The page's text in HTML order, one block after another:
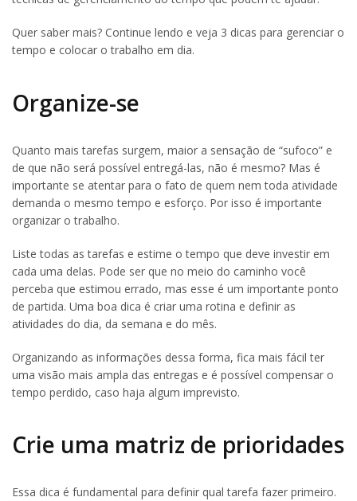
Quer saber mais? Continue lendo e veja 3 dicas para gerenciar o
tempo e colocar o trabalho em dia.
Organize-se
Quanto mais tarefas surgem, maior a sensação de “sufoco” e
de que não será possível entregá-las, não é mesmo? Mas é
importante se atentar para o fato de quem nem toda atividade
demanda o mesmo tempo e esforço. Por isso é importante
organizar o trabalho.
Liste todas as tarefas e estime o tempo que deve investir em
cada uma delas. Pode ser que no meio do caminho você
perceba que estimou errado, mas esse é um importante ponto
de partida. Uma boa dica é criar uma rotina e definir as
atividades do dia, da semana e do mês.
Organizando as informações dessa forma, fica mais fácil ter
uma visão mais ampla das entregas e é possível compensar o
tempo perdido, caso haja algum imprevisto.
Crie uma matriz de prioridades
Essa dica é fundamental para definir qual tarefa fazer primeiro.